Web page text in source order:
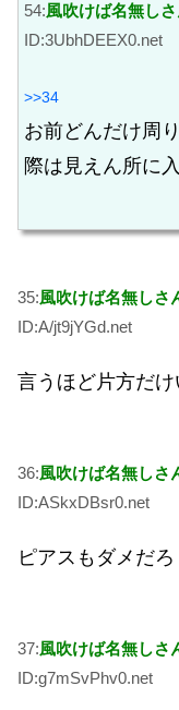
54:風吹けば名無し
ID:3UbhDEEX0.net
>>34
お前どんだけ周
際は見えん所に
35:風吹けば名無しさ
ID:A/jt9jYGd.net
言うほど片方だ
36:風吹けば名無しさ
ID:ASkxDBsr0.net
ピアスもダメだろ
37:風吹けば名無しさ
ID:g7mSvPhv0.net